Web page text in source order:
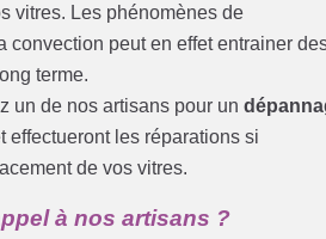
vitres. Les phénomènes de
convection peut en effet entrainer
terme.
un de nos artisans pour un
effectueront les réparations si
de vos vitres.
à nos artisans ?